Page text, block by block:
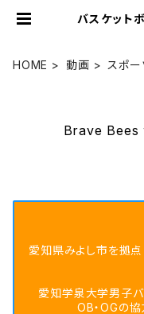
バスケッ
HOME 動画 スポー
Brave Bees
愛知県みよし市を拠点
愛知学泉大学男子
OB・OGの